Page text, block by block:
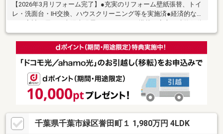
【2026年3月リフォーム完了】●充実のリフォーム壁紙張替、トイ
レ・洗面台・IH交換、ハウスクリーニング等を実施済●経済的な暮
引渡後2年保証・床下防蟻施工（施工後5年保証）●ゆとりの４
SLDK全居室６帖以上の設計。駐車場スペースも2台分ございます
【担当者から一言】誉田小学校・中学校まで徒歩12分とお子様の
通学にも好立地で、周辺にはスーパーやコンビニも充実し、利便
からないことがたくさんあります。是非一度室内をご見学いただ
き、こちらのお部屋の良さを体感ください。
千葉県千葉市緑区誉田町１ 1,980万円 4LDK